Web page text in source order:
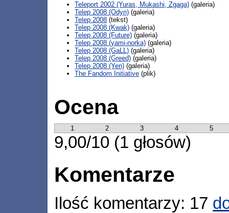
Teleport 2002 (Yuras, Mukashi, Zgaga) (galeria)
Telep 2008 (Odyn) (galeria)
Telep 2008 (tekst)
Telep 2008 (Kwak) (galeria)
Telep 2008 (Future) (galeria)
Telep 2008 (yami-norka) (galeria)
Telep 2008 (GaLL) (galeria)
Telep 2008 (Greed) (galeria)
Telep 2008 (Yen) (galeria)
The Fandom Initiative (plik)
Ocena
1 2 3 4 5
9,00/10 (1 głosów)
Komentarze
Ilość komentarzy: 17